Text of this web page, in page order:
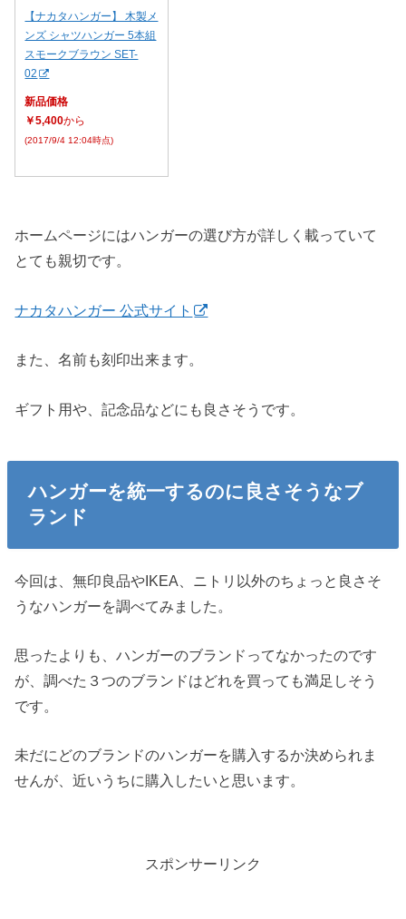
【ナカタハンガー】 木製メ
ンズ シャツハンガー 5本組
スモークブラウン SET-
02
新品価格
￥5,400から
(2017/9/4 12:04時点)
ホームページにはハンガーの選び方が詳しく載っていて
とても親切です。
ナカタハンガー 公式サイト
また、名前も刻印出来ます。
ギフト用や、記念品などにも良さそうです。
ハンガーを統一するのに良さそうなブ
ランド
今回は、無印良品やIKEA、ニトリ以外のちょっと良さそ
うなハンガーを調べてみました。
思ったよりも、ハンガーのブランドってなかったのです
が、調べた３つのブランドはどれを買っても満足しそう
です。
未だにどのブランドのハンガーを購入するか決められま
せんが、近いうちに購入したいと思います。
スポンサーリンク